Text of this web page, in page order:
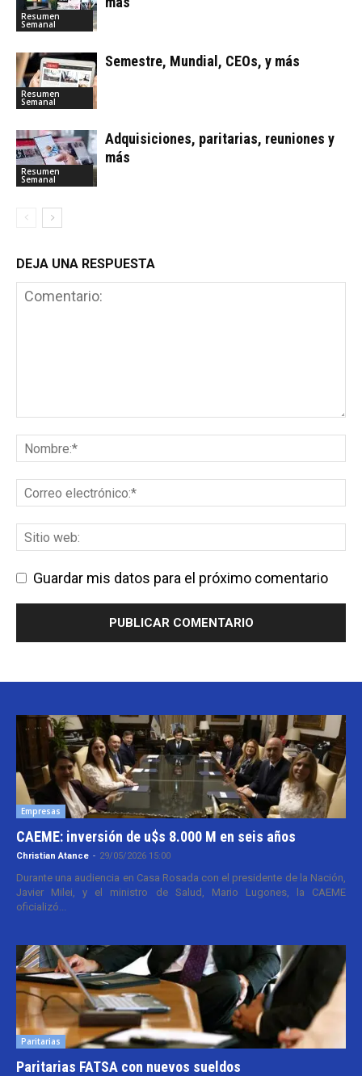
Resumen
Semanal
Resumen
Semanal
Semestre, Mundial, CEOs, y más
Resumen
Semanal
Adquisiciones, paritarias, reuniones y
más
DEJA UNA RESPUESTA
Guardar mis datos para el próximo comentario
Empresas
CAEME: inversión de u$s 8.000 M en seis años
Christian Atance - 29/05/2026 15:00
Durante una audiencia en Casa Rosada con el presidente de la Nación,
Javier Milei, y el ministro de Salud, Mario Lugones, la CAEME
oficializó...
Paritarias
Paritarias FATSA con nuevos sueldos